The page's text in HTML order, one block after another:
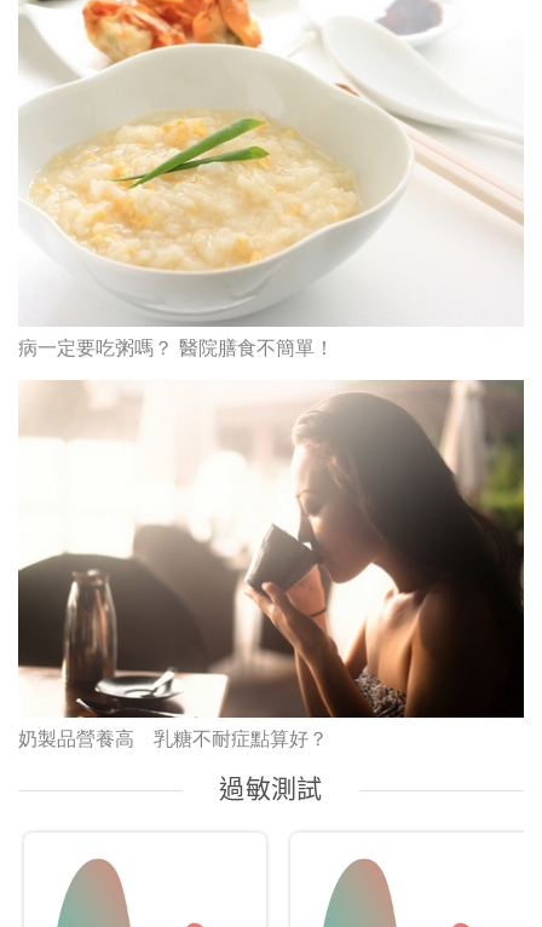
病一定要吃粥嗎？ 醫院膳食不簡單！
奶製品營養高 乳糖不耐症點算好？